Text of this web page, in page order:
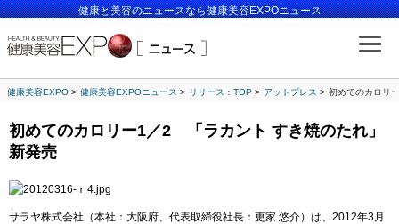
健康と美容のニュースなら健康美容EXPOニュース
健康美容EXPO 健康美容EXPOニュース リリース：TOP アットプレス 初めてのカロリ
初めてのカロリー1／2 「ラカント すき焼のたれ」
新発売
サラヤ株式会社（本社：大阪府、代表取締役社長：更家 悠介）は、2012年3月